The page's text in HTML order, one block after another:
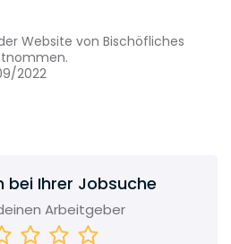
Website von Bischöfliches
2022
bei Ihrer Jobsuche
Arbeitgeber